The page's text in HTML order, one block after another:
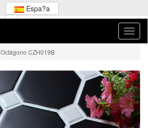
Espa?a
Octágono CZH019B